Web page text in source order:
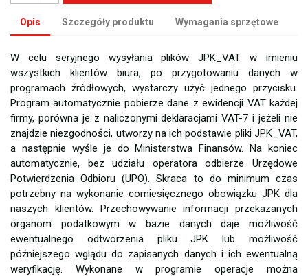
Opis Szczegóły produktu Wymagania sprzętowe
W celu seryjnego wysyłania plików JPK_VAT w imieniu
wszystkich klientów biura, po przygotowaniu danych w
programach źródłowych, wystarczy użyć jednego przycisku.
Program automatycznie pobierze dane z ewidencji VAT każdej
firmy, porówna je z naliczonymi deklaracjami VAT-7 i jeżeli nie
znajdzie niezgodności, utworzy na ich podstawie pliki JPK_VAT,
a następnie wyśle je do Ministerstwa Finansów. Na koniec
automatycznie, bez udziału operatora odbierze Urzędowe
Potwierdzenia Odbioru (UPO). Skraca to do minimum czas
potrzebny na wykonanie comiesięcznego obowiązku JPK dla
naszych klientów. Przechowywanie informacji przekazanych
organom podatkowym w bazie danych daje możliwość
ewentualnego odtworzenia pliku JPK lub możliwość
późniejszego wglądu do zapisanych danych i ich ewentualną
weryfikację. Wykonane w programie operacje można